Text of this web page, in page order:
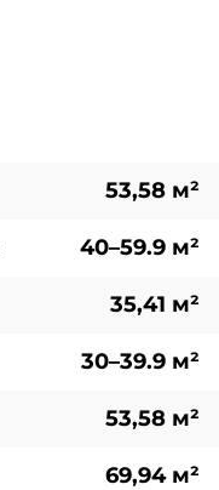
53,58 м²
40–59.9 м²
35,41 м²
30–39.9 м²
53,58 м²
69,94 м²